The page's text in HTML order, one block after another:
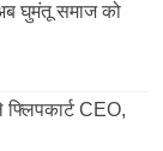
घुमंतू समाज को
फ्लिपकार्ट CEO,